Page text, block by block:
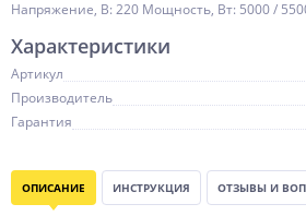
Напряжение, В: 220 Мощность, Вт: 5000 /
Характеристики
Артикул
Производитель
Гарантия
ОПИСАНИЕ ИНСТРУКЦИЯ ОТЗЫВЫ И